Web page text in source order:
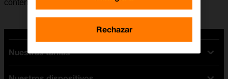
contenido de esta instrucción.
Nuestras tarifas
Rechazar